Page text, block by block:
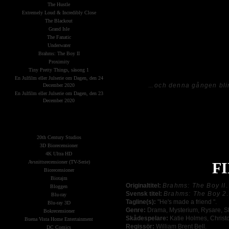
...och denna gången
Originaltitel: Brahms: The Boy II .
Svensk titel: Brahms: The Boy 2 .
Tagline(s): "He's made a friend ".
Genre: Drama, Mysterium, Rysare,
Skådespelare: Katie Holmes,
Regissör: William Brent Bell.
The Hustle
Extremely Loud & Incredibly Close
The Blackout
Grand Isle
The Fanatic
Underwater
Brahms: The Boy II
Proximity
Tiny Pretty Things, säsong 1
En Julfilm eller Julserie om Dagen, den 24
December 2020
En Julfilm eller Julserie om Dagen, den 23
December 2020
20th Century Studios
3D Biorecensioner
4K Ultra HD
Avsnittsrecensioner (TV-Serie)
Biorecensioner
Biotajm
Bloggen
Blu-ray
Blu-ray 3D
Bokrecensioner
Buena Vista Home Entertainment
DC Comics